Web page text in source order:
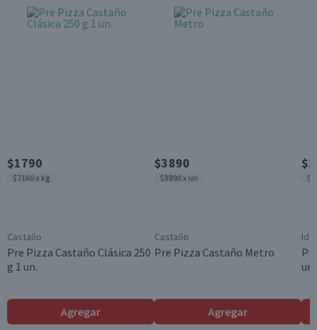
$1790
$7160 x kg
Castaño
Pre Pizza Castaño Clásica 250
g 1 un.
Agregar
$3890
$3890 x un
Castaño
Pre Pizza Castaño Metro
Agregar
un.